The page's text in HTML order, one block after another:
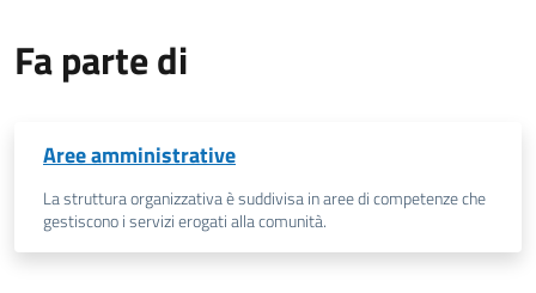
Fa parte di
Aree amministrative
La struttura organizzativa è suddivisa in aree di competenze che
gestiscono i servizi erogati alla comunità.